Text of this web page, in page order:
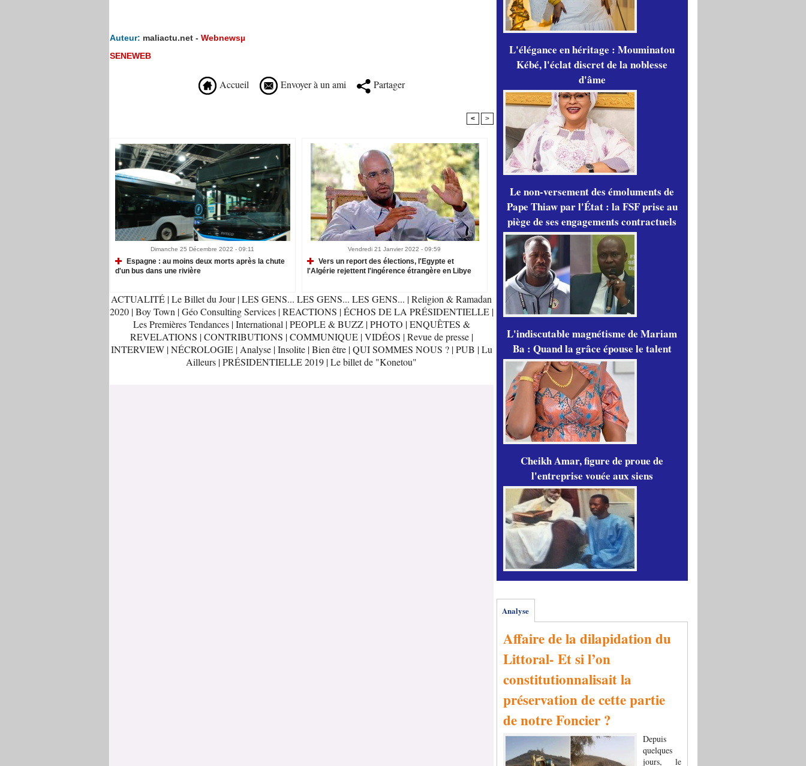
Auteur: maliactu.net - Webnewsµ
SENEWEB
Accueil Envoyer à un ami Partager
< >
Dimanche 25 Décembre 2022 - 09:11
Espagne : au moins deux morts après la chute
d'un bus dans une rivière
Vendredi 21 Janvier 2022 - 09:59
Vers un report des élections, l'Egypte et
l'Algérie rejettent l'ingérence étrangère en Libye
ACTUALITÉ |Le Billet du Jour |LES GENS... LES GENS... LES GENS... |Religion & Ramadan
2020 |Boy Town |Géo Consulting Services |REACTIONS |ÉCHOS DE LA PRÉSIDENTIELLE |
Les Premières Tendances |International |PEOPLE & BUZZ |PHOTO |ENQUÊTES &
REVELATIONS |CONTRIBUTIONS |COMMUNIQUE |VIDÉOS |Revue de presse |
INTERVIEW |NÉCROLOGIE |Analyse |Insolite |Bien être |QUI SOMMES NOUS ? |PUB |Lu
Ailleurs |PRÉSIDENTIELLE 2019 |Le billet de "Konetou"
L'élégance en héritage : Mouminatou
Kébé, l'éclat discret de la noblesse
d'âme
Le non-versement des émoluments de
Pape Thiaw par l'État : la FSF prise au
piège de ses engagements contractuels
L'indiscutable magnétisme de Mariam
Ba : Quand la grâce épouse le talent
Cheikh Amar, figure de proue de
l'entreprise vouée aux siens
Analyse
Affaire de la dilapidation du
Littoral- Et si l’on
constitutionnalisait la
préservation de cette partie
de notre Foncier ?
Depuis
quelques
jours, le